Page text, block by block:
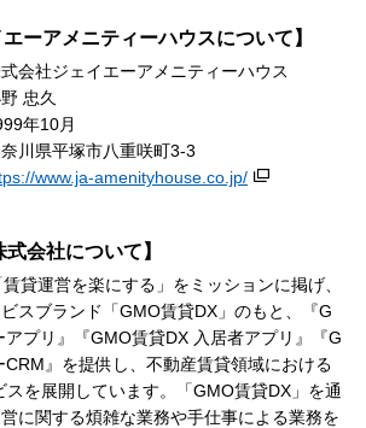
エーアメニティーハウスについて】
ジェイエーアメニティーハウス
忠久
10月
川県平塚市八重咲町3-3
www.ja-amenityhouse.co.jp/
式会社について】
貸運営を楽にする」をミッションに掲げ、
スブランド「GMO賃貸DX」のもと、『G
プリ』『GMO賃貸DX 入居者アプリ』『G
』を提供し、不動産賃貸領域における
スを展開しています。「GMO賃貸DX」を通
に関する煩雑な業務や手仕事による業務を